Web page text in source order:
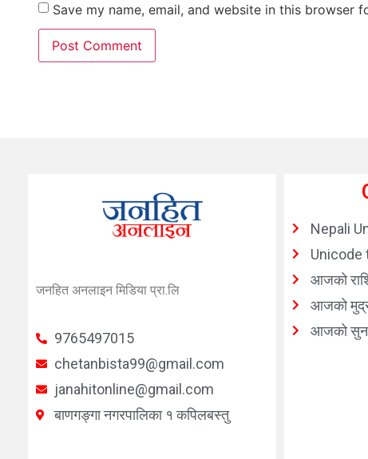
Save my name, email, and website in this browser
जनहित अनलाइन मिडिया प्रा.लि
9765497015
chetanbista99@gmail.com
janahitonline@gmail.com
बाणगङ्गा नगरपालिका १ कपिलबस्तु
Nepali
Unicode
आजको
आजको
आजको सुन